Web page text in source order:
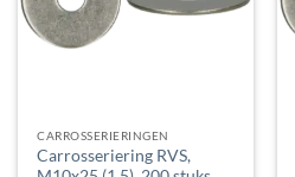
CARROSSERIERINGEN
Carrosseriering RVS,